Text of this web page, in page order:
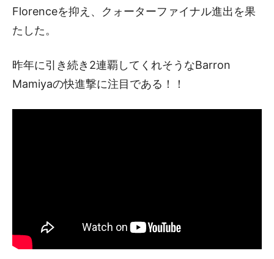
Florenceを抑え、クォーターファイナル進出を果
たした。
昨年に引き続き2連覇してくれそうなBarron
Mamiyaの快進撃に注目である！！